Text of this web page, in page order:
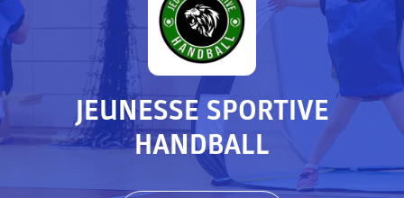
JEUNESSE SPORTIVE
HANDBALL